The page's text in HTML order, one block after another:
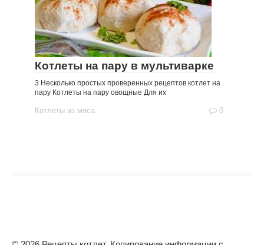
Котлеты на пару в мультиварке
3 Несколько простых проверенных рецептов котлет на
пару Котлеты на пару овощные Для их
Котлеты из мяса 0